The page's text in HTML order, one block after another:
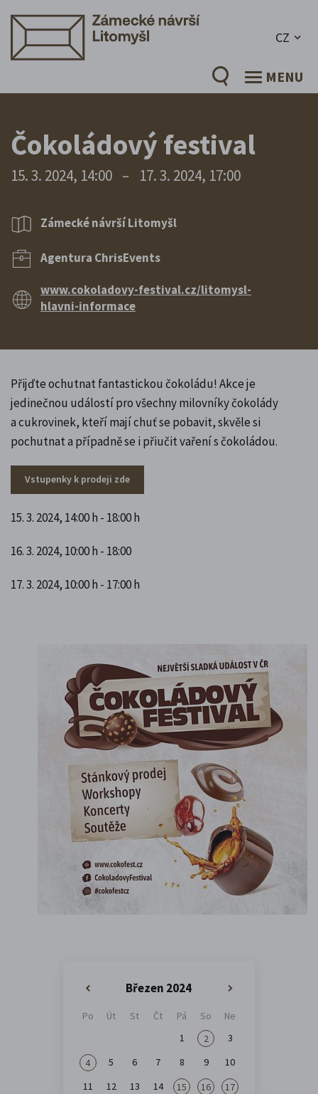
CZ
MENU
Čokoládový festival
15. 3. 2024, 14:00 – 17. 3. 2024, 17:00
Zámecké návrší Litomyšl
Agentura ChrisEvents
www.cokoladovy-festival.cz/litomysl-
hlavni-informace
Přijďte ochutnat fantastickou čokoládu! Akce je
jedinečnou událostí pro všechny milovníky čokolády
a cukrovinek, kteří mají chuť se pobavit, skvěle si
pochutnat a případně se i přiučit vaření s čokoládou.
Vstupenky k prodeji zde
15. 3. 2024, 14:00 h - 18:00 h
16. 3. 2024, 10:00 h - 18:00
17. 3. 2024, 10:00 h - 17:00 h
Březen 2024
Po Út St Čt Pá So
Ne
1
2
3
4
5 6 7 8 9
10
11
12 13 14 15 16
17